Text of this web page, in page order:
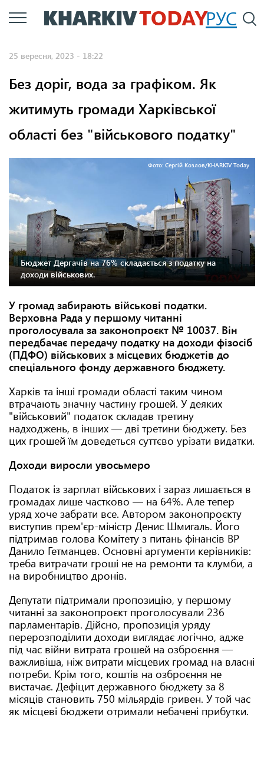
Перейти
до
РУС
25 вересня, 2023 - 18:22
Без доріг, вода за графіком. Як
житимуть громади Харківської
області без "військового податку"
Фото: Сергій Козлов/KHARKIV Today
Бюджет Дергачів на 76% складається з податку на
доходи військових.
У громад забирають військові податки.
Верховна Рада у першому читанні
проголосувала за законопроєкт № 10037. Він
передбачає передачу податку на доходи фізосіб
(ПДФО) військових з місцевих бюджетів до
спеціального фонду державного бюджету.
Харків та інші громади області таким чином
втрачають значну частину грошей. У деяких
"військовий" податок складав третину
надходжень, в інших — дві третини бюджету. Без
цих грошей їм доведеться суттєво урізати видатки.
Доходи виросли увосьмеро
Податок із зарплат військових і зараз лишається в
громадах лише частково — на 64%. Але тепер
уряд хоче забрати все. Автором законопроєкту
виступив прем'єр-міністр Денис Шмигаль. Його
підтримав голова Комітету з питань фінансів ВР
Данило Гетманцев. Основні аргументи керівників:
треба витрачати гроші не на ремонти та клумби, а
на виробництво дронів.
Депутати підтримали пропозицію, у першому
читанні за законопроєкт проголосували 236
парламентарів. Дійсно, пропозиція уряду
перерозподілити доходи виглядає логічно, адже
під час війни витрата грошей на озброєння —
важливіша, ніж витрати місцевих громад на власні
потреби. Крім того, коштів на озброєння не
вистачає. Дефіцит державного бюджету за 8
місяців становить 750 мільярдів гривен. У той час
як місцеві бюджети отримали небачені прибутки.